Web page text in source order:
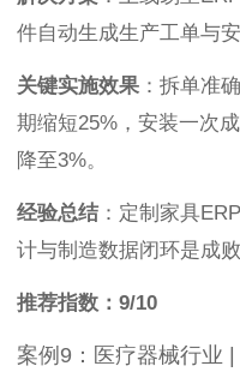
件自动生成生产工单与安
关键实施效果 ：拆单准
期缩短25%，安装一次
降至3%。
经验总结：定制家具
计与制造数据闭环是成败
推荐指数：9/10
案例9：医疗器械行业